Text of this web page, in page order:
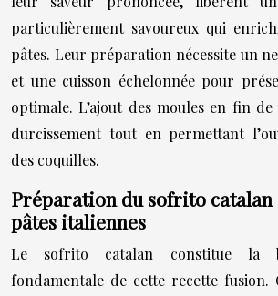
particulièrement savoureux qui
pâtes. Leur préparation nécessite un
et une cuisson échelonnée pour
optimale. L’ajout des moules en fin
durcissement tout en permettant
des coquilles.
Préparation du sofrito catalan
pâtes italiennes
Le sofrito catalan constitue la
fondamentale de cette recette fusion.